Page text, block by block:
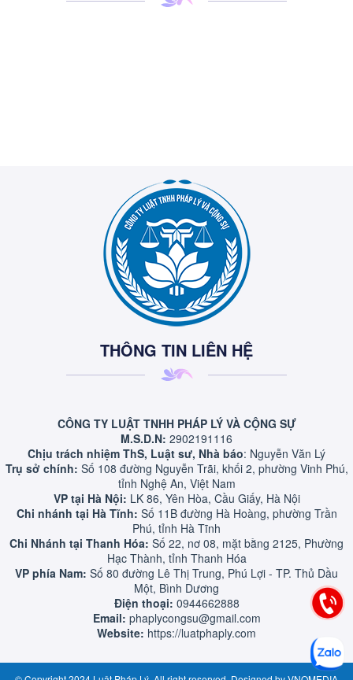
THÔNG TIN LIÊN HỆ
CÔNG TY LUẬT TNHH PHÁP LÝ VÀ CỘNG SỰ
M.S.D.N: 2902191116
Chịu trách nhiệm ThS, Luật sư, Nhà báo: Nguyễn Văn Lý
Trụ sở chính: Số 108 đường Nguyễn Trãi, khối 2, phường Vinh Phú,
tỉnh Nghệ An, Việt Nam
VP tại Hà Nội: LK 86, Yên Hòa, Cầu Giấy, Hà Nội
Chi nhánh tại Hà Tĩnh: Số 11B đường Hà Hoàng, phường Trần
Phú, tỉnh Hà Tĩnh
Chi Nhánh tại Thanh Hóa: Số 22, nơ 08, mặt bằng 2125, Phường
Hạc Thành, tỉnh Thanh Hóa
VP phía Nam: Số 80 đường Lê Thị Trung, Phú Lợi - TP. Thủ Dầu
Một, Bình Dương
Điện thoại: 0944662888
Email: phaplycongsu@gmail.com
Website: https://luatphaply.com